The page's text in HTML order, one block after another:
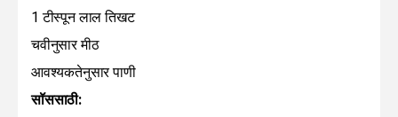
1 टीस्पून लाल तिखट
चवीनुसार मीठ
आवश्यकतेनुसार पाणी
सॉससाठी: